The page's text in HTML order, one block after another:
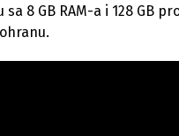
8 GB RAM-a i 128 GB